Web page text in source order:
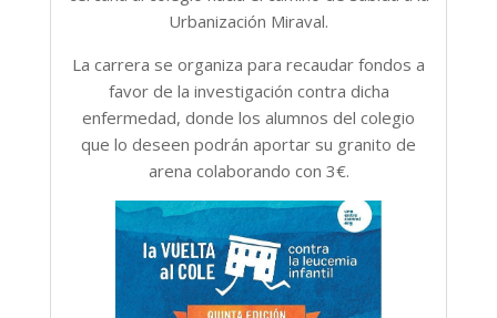
Urbanización Miraval.
La carrera se organiza para recaudar fondos a
favor de la investigación contra dicha
enfermedad, donde los alumnos del colegio
que lo deseen podrán aportar su granito de
arena colaborando con 3€.